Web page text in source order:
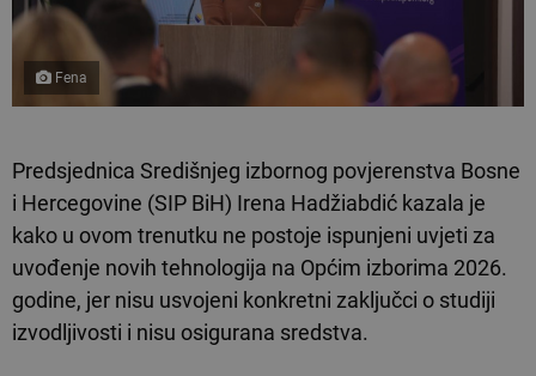
Fena
Predsjednica Središnjeg izbornog povjerenstva Bosne
i Hercegovine (SIP BiH) Irena Hadžiabdić kazala je
kako u ovom trenutku ne postoje ispunjeni uvjeti za
uvođenje novih tehnologija na Općim izborima 2026.
godine, jer nisu usvojeni konkretni zaključci o studiji
izvodljivosti i nisu osigurana sredstva.